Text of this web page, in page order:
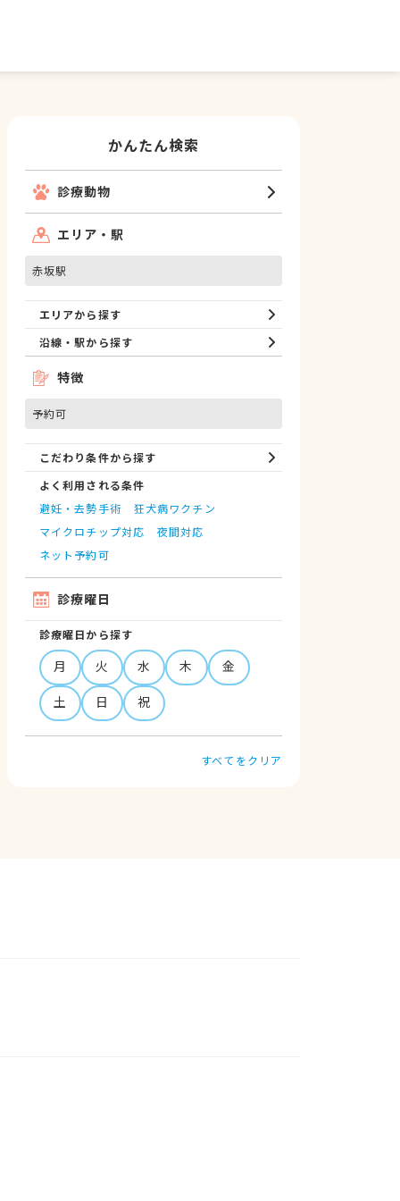
かんたん検索
診療動物
エリア・駅
赤坂駅
エリアから探す
沿線・駅から探す
特徴
予約可
こだわり条件から探す
よく利用される条件
避妊・去勢手術
狂犬病ワクチン
マイクロチップ対応
夜間対応
ネット予約可
診療曜日
診療曜日から探す
月 火 水 木
金
土
日 祝
すべてをクリア